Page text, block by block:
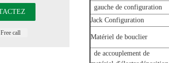
Free call
gauche de configuration
Jack Configuration
Matériel de bouclier
de accouplement de